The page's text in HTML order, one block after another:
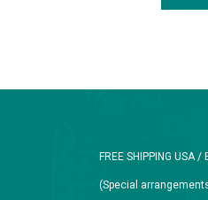
FREE SHIPPING
(Special